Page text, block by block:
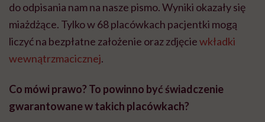
do odpisania nam na nasze pismo. Wyniki okazały się
miażdżące. Tylko w 68 placówkach pacjentki mogą
liczyć na bezpłatne założenie oraz zdjęciewkładki
wewnątrzmacicznej.
Co mówi prawo? To powinno być świadczenie
gwarantowane w takich placówkach?